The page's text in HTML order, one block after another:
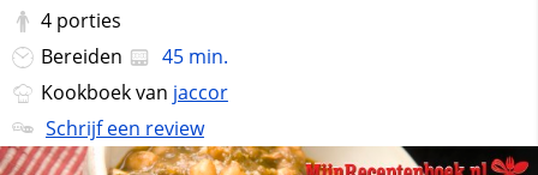
4 porties
Bereiden
45 min.
Kookboek van jaccor
Schrijf een review